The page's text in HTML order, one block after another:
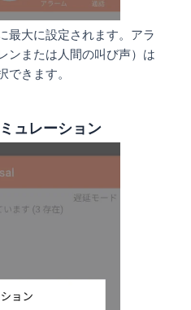
最大に設定されます。アラ
ンまたは人間の叫び声）は
できます。
ュレーション